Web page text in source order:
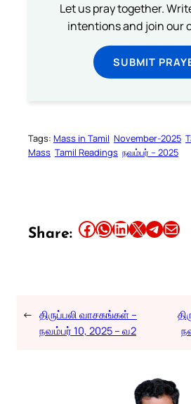
Let us pray together.
intentions and join our
SUBMIT
Tags: Mass in Tamil November-2025
Mass Tamil Readings நவம்பர் – 2025
Share: Share this article on Facebook Share this article on WhatsApp Share this article on LinkedIn Share this article on X Share this article on TelegramEmail this Article
← திருப்பலி வாசகங்கள் –
நவம்பர் 10, 2025 – வ2